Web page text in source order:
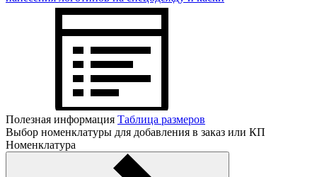
Полезная информация Таблица размеров
Выбор номенклатуры для добавления в заказ или КП
Номенклатура